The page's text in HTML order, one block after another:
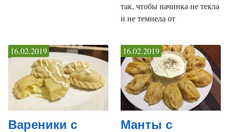
так, чтобы начинка не текла
и не темнела от
Вареники с
16.02.2019
Манты с
16.02.2019